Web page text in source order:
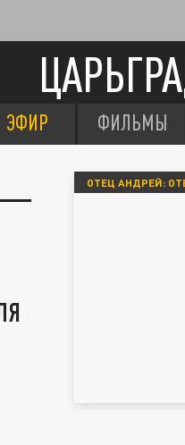
ЭФИР ФИЛЬМЫ
ОТЕЦ АНДРЕЙ: